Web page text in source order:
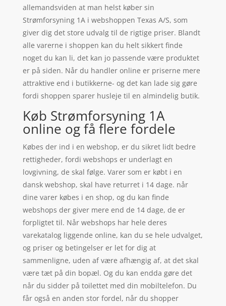
allemandsviden at man helst køber sin
Strømforsyning 1A i webshoppen Texas A/S, som
giver dig det store udvalg til de rigtige priser. Blandt
alle varerne i shoppen kan du helt sikkert finde
noget du kan li, det kan jo passende være produktet
er på siden. Når du handler online er priserne mere
attraktive end i butikkerne- og det kan lade sig gøre
fordi shoppen sparer husleje til en almindelig butik.
Køb Strømforsyning 1A
online og få flere fordele
Købes der ind i en webshop, er du sikret lidt bedre
rettigheder, fordi webshops er underlagt en
lovgivning, de skal følge. Varer som er købt i en
dansk webshop, skal have returret i 14 dage. når
dine varer købes i en shop, og du kan finde
webshops der giver mere end de 14 dage, de er
forpligtet til. Når webshops har hele deres
varekatalog liggende online, kan du se hele udvalget,
og priser og betingelser er let for dig at
sammenligne, uden af være afhængig af, at det skal
være tæt på din bopæl. Og du kan endda gøre det
når du sidder på toilettet med din mobiltelefon. Du
får også en anden stor fordel, når du shopper